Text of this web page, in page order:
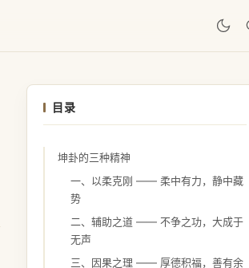
目录
坤卦的三种精神
一、以柔克刚 —— 柔中有力，静中藏
势
二、辅助之道 —— 不争之功，大成于
无声
三、因果之理 —— 厚德积福，善有余